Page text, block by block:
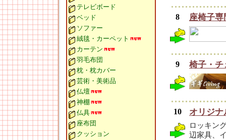
テレビボード
ベッド
ソファー
絨毯・カーペット
カーテン
羽毛布団
枕・枕カバー
芸術・美術品
仏壇
神棚
仏具
座布団
クッション
8 座椅子専
9 椅子・
10 オリジ
ロッキン
辺家具、